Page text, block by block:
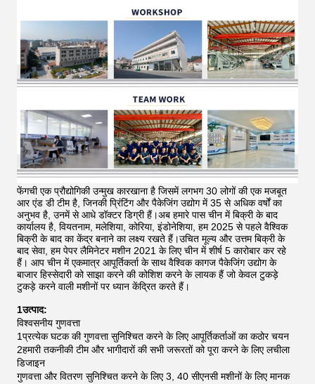
फेंगची एक प्रौद्योगिकी उन्मुख कारखाना है जिसमें लगभग 30 लोगों की एक मजबूत
आर एंड डी टीम है, जिनकी प्रिंटिंग और पैकेजिंग उद्योग में 35 से अधिक वर्षों का
अनुभव है, उनमें से आधे डॉक्टर डिग्री हैं।अब हमारे पास चीन में बिक्री के बाद
कार्यालय है, वियतनाम, मलेशिया, कोरिया, इंडोनेशिया, हम 2025 से पहले वैश्विक
बिक्री के बाद का केंद्र बनाने का लक्ष्य रखते हैं।उचित मूल्य और उत्तम बिक्री के
बाद सेवा, हम पेपर लैमिनेटर मशीन 2021 के लिए चीन में शीर्ष 5 कारोबार कर रहे
हैं। आप चीन में एकमात्र आपूर्तिकर्ता के साथ वैश्विक कागज पैकेजिंग उद्योग के
बाजार हिस्सेदारी को साझा करने की कोशिश करने के लायक हैं जो केवल टुकड़े
टुकड़े करने वाली मशीनों पर ध्यान केंद्रित करते हैं।
1उत्पाद:
विश्वसनीय गुणवत्ता
1प्रत्येक घटक की गुणवत्ता सुनिश्चित करने के लिए आपूर्तिकर्ताओं का कठोर चयन
2हमारी तकनीकी टीम और भागीदारों की सभी जरूरतों को पूरा करने के लिए लचीला
डिजाइन
गुणवत्ता और वितरण सुनिश्चित करने के लिए 3, 40 सीएनसी मशीनों के लिए मानक